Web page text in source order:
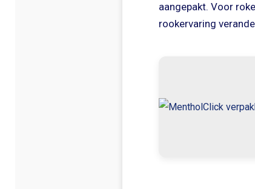
aangepakt. Voor
rookervaring